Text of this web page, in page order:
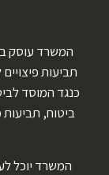
המשרד עוסק
תביעות
כנגד המוסד
ביטוח, תביעות
המשרד יוכל